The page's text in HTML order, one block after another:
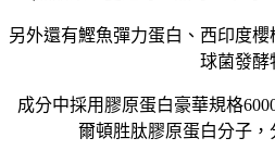
另外還有鰹魚彈力蛋白、西印度
球菌發酵
成分中採用膠原蛋白豪華規格
爾頓胜肽膠原蛋白分子